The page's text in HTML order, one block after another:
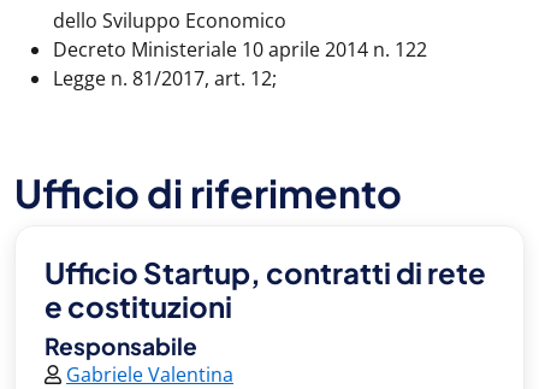
dello Sviluppo Economico
Decreto Ministeriale 10 aprile 2014 n. 122
Legge n. 81/2017, art. 12;
Ufficio di riferimento
Ufficio Startup, contratti di rete
e costituzioni
Responsabile
Gabriele Valentina